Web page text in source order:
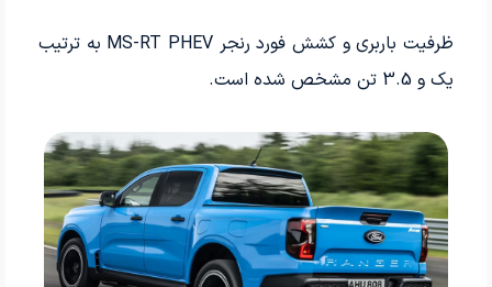
ظرفیت باربری و کشش فورد رنجر MS-RT PHEV به ترتیب
یک و 3.5 تن مشخص شده است.